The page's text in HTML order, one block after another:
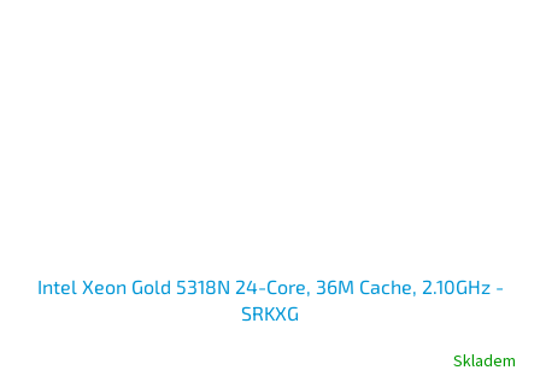
Intel Xeon Gold 5318N 24-Core, 36M Cache, 2.10GHz -
SRKXG
Skladem